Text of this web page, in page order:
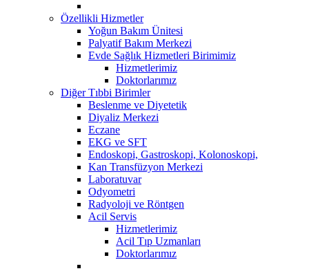
Özellikli Hizmetler
Yoğun Bakım Ünitesi
Palyatif Bakım Merkezi
Evde Sağlık Hizmetleri Birimimiz
Hizmetlerimiz
Doktorlarımız
Diğer Tıbbi Birimler
Beslenme ve Diyetetik
Diyaliz Merkezi
Eczane
EKG ve SFT
Endoskopi, Gastroskopi, Kolonoskopi,
Kan Transfüzyon Merkezi
Laboratuvar
Odyometri
Radyoloji ve Röntgen
Acil Servis
Hizmetlerimiz
Acil Tıp Uzmanları
Doktorlarımız